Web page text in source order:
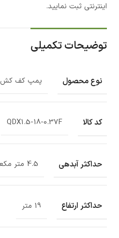
اینترنتی ثبت نمایید.
توضیحات تکمیلی
نوع محصول پمپ کف کش
کد کالا QDX1.5-18-0.37F
حداکثر آبدهی 4.5 متر مکعب بر ساعت
حداکثر ارتفاع 19 متر